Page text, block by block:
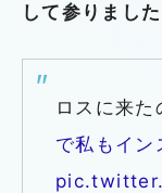
して参りまし
ロスに来
で私もイン